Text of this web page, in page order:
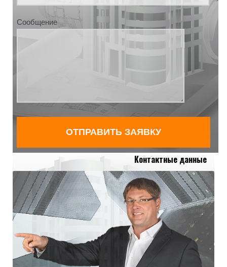
Сообщение
Контактные данные